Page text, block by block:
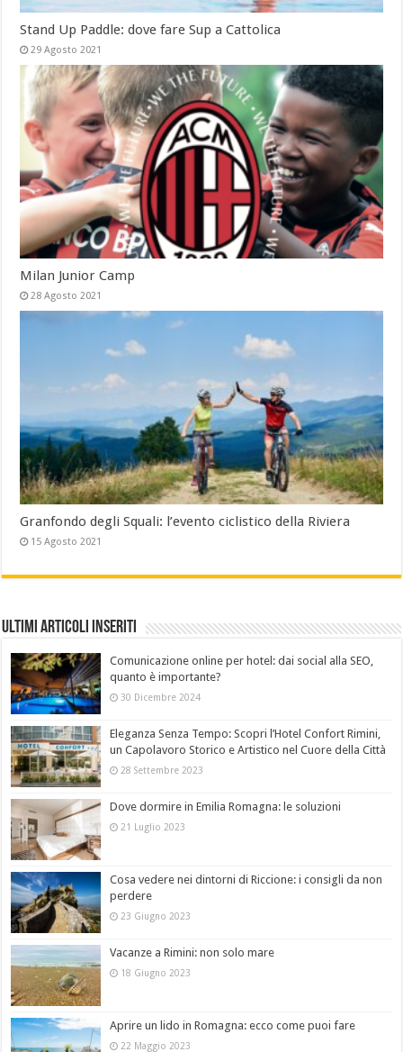
Stand Up Paddle: dove fare Sup a Cattolica
29 Agosto 2021
Milan Junior Camp
28 Agosto 2021
Granfondo degli Squali: l’evento ciclistico della Riviera
15 Agosto 2021
Ultimi Articoli Inseriti
Comunicazione online per hotel: dai social alla SEO,
quanto è importante?
30 Dicembre 2024
Eleganza Senza Tempo: Scopri l’Hotel Confort Rimini,
un Capolavoro Storico e Artistico nel Cuore della Città
28 Settembre 2023
Dove dormire in Emilia Romagna: le soluzioni
21 Luglio 2023
Cosa vedere nei dintorni di Riccione: i consigli da non
perdere
23 Giugno 2023
Vacanze a Rimini: non solo mare
18 Giugno 2023
Aprire un lido in Romagna: ecco come puoi fare
22 Maggio 2023